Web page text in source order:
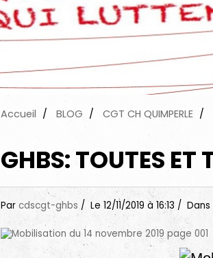
Accueil BLOG CGT CH QUIMPERLE
GHBS: TOUTES ET
Par cdscgt-ghbs Le 12/11/2019 à 16:13 Dans